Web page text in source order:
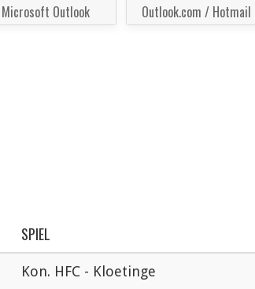
Microsoft Outlook Outlook.com / Hotmail
SPIEL
Kon. HFC - Kloetinge